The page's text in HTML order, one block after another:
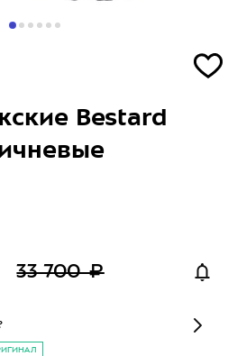
Bestard
33 700 ₽